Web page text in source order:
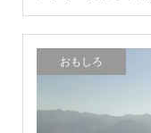
おもしろ